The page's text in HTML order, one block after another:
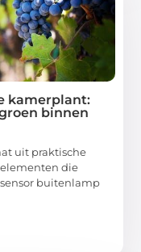
kamerplant:
binnen
uit praktische
elementen die
buitenlamp